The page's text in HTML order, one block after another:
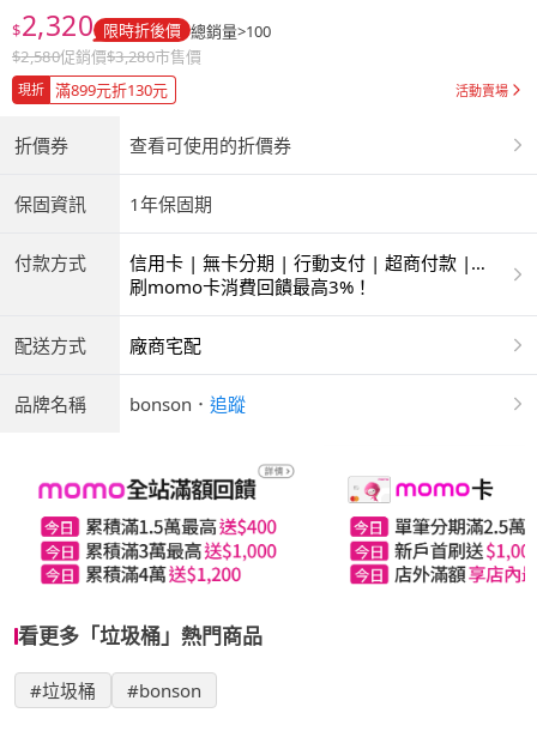
$2,320 限時折後價 總銷量>100
$2,580促銷價$3,280市售價
現折 滿899元折130元 活動賣場
折價券 查看可使用的折價券
保固資訊 1年保固期
付款方式
信用卡 | 無卡分期 | 行動支付 | 超商付款 |
ATM | 銀聯卡
刷momo卡消費回饋最高3%！
配送方式 廠商宅配
品牌名稱 bonson ． 追蹤
看更多「垃圾桶」熱門商品
#垃圾桶 #bonson